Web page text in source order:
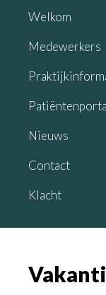
Welkom
Medewerkers
Nieuws
Contact
Klacht